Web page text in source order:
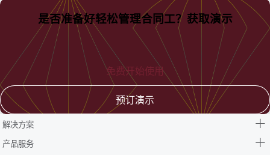
是否准备好轻松管理合同工？获取演示
免费开始使用
预订演示
解决方案
产品服务